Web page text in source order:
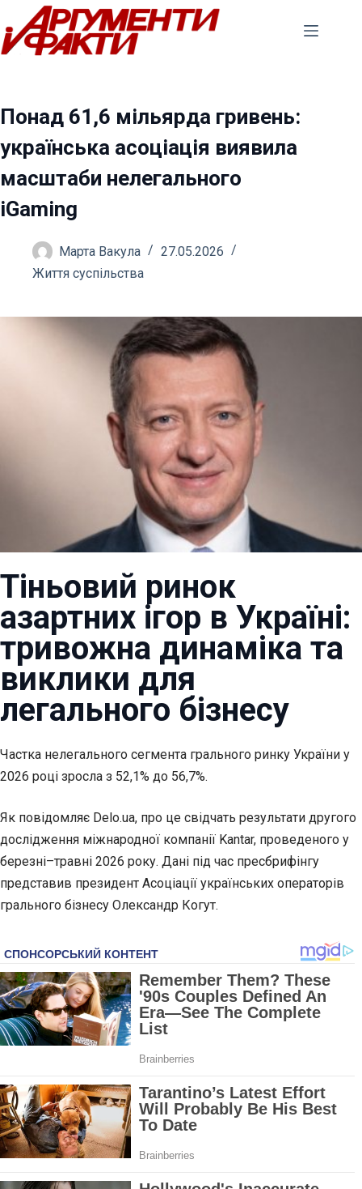
Перейти
до
вмісту
Понад 61,6 мільярда гривень:
українська асоціація виявила
масштаби нелегального
iGaming
Марта Вакула
27.05.2026
Життя суспільства
Тіньовий ринок
азартних ігор в Україні:
тривожна динаміка та
виклики для
легального бізнесу
Частка нелегального сегмента грального ринку України у
2026 році зросла з 52,1% до 56,7%.
Як повідомляє Delo.ua, про це свідчать результати другого
дослідження міжнародної компанії Kantar, проведеного у
березні–травні 2026 року. Дані під час пресбрифінгу
представив президент Асоціації українських операторів
грального бізнесу Олександр Когут.